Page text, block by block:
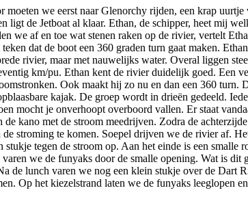
we eerst naar Glenorchy rijden, een krap
de Jetboat al klaar. Ethan, de schipper, heet mij
we af en toe wat stenen raken op de rivier, vertelt
dat de boot een 360 graden turn gaat maken.
rivier, maar met nauwelijks water. Overal liggen
km/pu. Ethan kent de rivier duidelijk goed. Een
Ook maakt hij zo nu en dan een 360
kajak. De groep wordt in drieën gedeeld.
mocht je onverhoopt overboord vallen. Er staat
kano met de stroom meedrijven. Zodra de
stroming te komen. Soepel drijven we de rivier af.
tegen de stroom op. Aan het einde is een smalle
we de funyaks door de smalle opening. Wat is
de lunch varen we nog een klein stukje over de Dart
Op het kiezelstrand laten we de funyaks leeglopen